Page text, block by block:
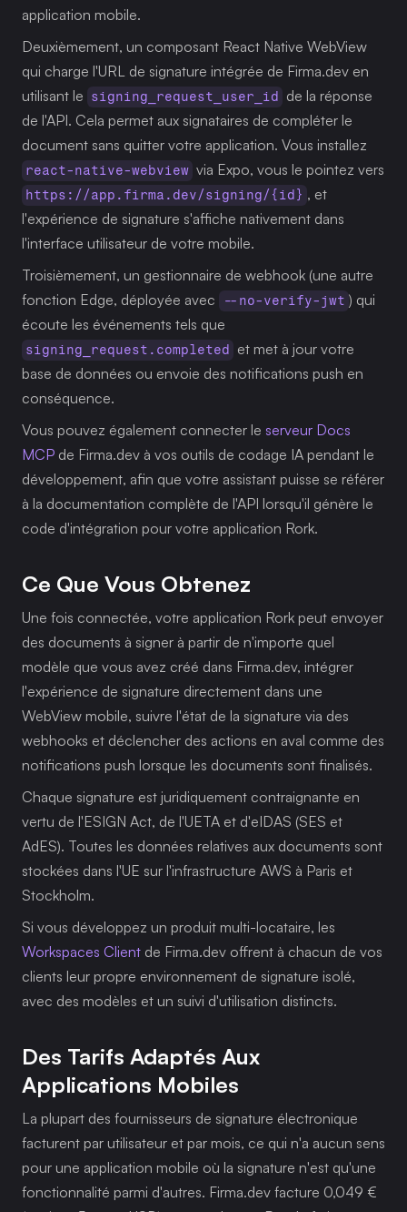
application mobile.
Deuxièmement, un composant React Native WebView
qui charge l'URL de signature intégrée de Firma.dev en
utilisant le signing_request_user_id
de la réponse
de l'API. Cela permet aux signataires de compléter le
react-native-webview
https://app.firma.dev/signing/{id} , et
l'expérience de signature s'affiche nativement dans
l'interface utilisateur de votre mobile.
Troisièmement, un gestionnaire de webhook (une autre
fonction Edge, déployée avec
--no-verify-jwt ) qui
signing_request.completed
et met à jour votre
base de données ou envoie des notifications push en
conséquence.
Vous pouvez également connecter le serveur Docs
MCP de Firma.dev à vos outils de codage IA pendant le
développement, afin que votre assistant puisse se référer
à la documentation complète de l'API lorsqu'il génère le
code d'intégration pour votre application Rork.
Ce Que Vous Obtenez
Une fois connectée, votre application Rork peut envoyer
des documents à signer à partir de n'importe quel
modèle que vous avez créé dans Firma.dev, intégrer
l'expérience de signature directement dans une
WebView mobile, suivre l'état de la signature via des
webhooks et déclencher des actions en aval comme des
notifications push lorsque les documents sont finalisés.
Chaque signature est juridiquement contraignante en
vertu de l'ESIGN Act, de l'UETA et d'eIDAS (SES et
AdES). Toutes les données relatives aux documents sont
stockées dans l'UE sur l'infrastructure AWS à Paris et
Stockholm.
Workspaces Client de Firma.dev offrent à chacun de vos
clients leur propre environnement de signature isolé,
avec des modèles et un suivi d'utilisation distincts.
Des Tarifs Adaptés Aux
Applications Mobiles
La plupart des fournisseurs de signature électronique
facturent par utilisateur et par mois, ce qui n'a aucun sens
pour une application mobile où la signature n'est qu'une
fonctionnalité parmi d'autres. Firma.dev facture 0,049 €